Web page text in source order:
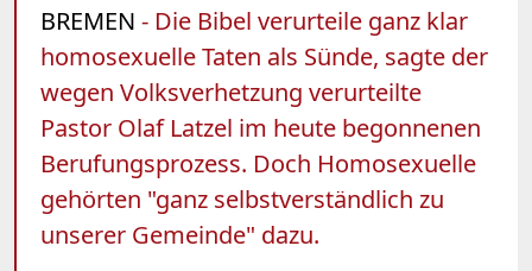
BREMEN - Die Bibel verurteile ganz klar
homosexuelle Taten als Sünde, sagte der
wegen Volksverhetzung verurteilte
Pastor Olaf Latzel im heute begonnenen
Berufungsprozess. Doch Homosexuelle
gehörten "ganz selbstverständlich zu
unserer Gemeinde" dazu.